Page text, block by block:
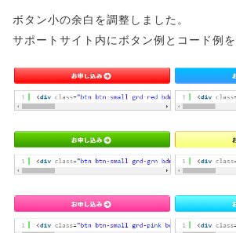
ボタン小の余白を調整しました。
サポートサイト内にボタン例とコード例を